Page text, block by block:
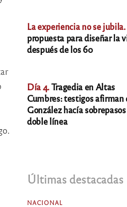
La experiencia no se jubila.
propuesta para diseñar la
después de los 60
Día 4.Tragedia en Altas
Cumbres: testigos afirman
González hacía
doble línea
Últimas destacadas
NACIONAL